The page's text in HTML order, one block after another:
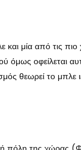
μία από τις πιο
οφείλεται
θεωρεί το μπλε